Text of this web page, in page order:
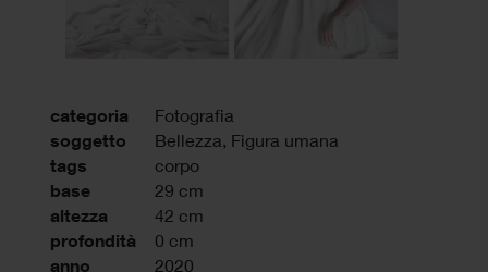
categoria Fotografia
soggetto Bellezza, Figura umana
tags corpo
base 29 cm
altezza 42 cm
profondità 0 cm
anno 2020